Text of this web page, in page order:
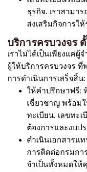
ธุรกิจ. เราสามา
ส่งเสริมกิจการใ
บริการครบวงจร
เราไม่ได้เป็นเพียงแค่ผู้
ผู้ให้บริการครบวงจร
การดำเนินการเสร็จสิ้น:
ให้คำปรึกษาฟรี:
เชี่ยวชาญ พร้อม
ทะเบียน. เลขทะ
ต้องการและงบ
ดำเนินเอกสารแ
การติดต่อกรมกา
จำเป็นทั้งหมดให้